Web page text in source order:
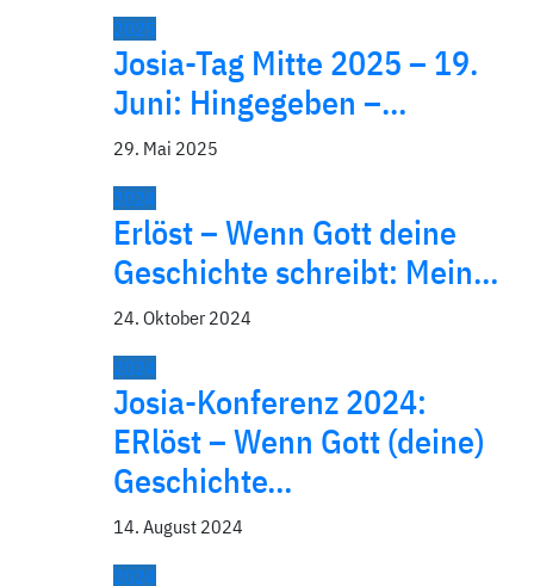
2025
Josia-Tag Mitte 2025 – 19.
Juni: Hingegeben –…
29. Mai 2025
2024
Erlöst – Wenn Gott deine
Geschichte schreibt: Mein…
24. Oktober 2024
2024
Josia-Konferenz 2024:
ERlöst – Wenn Gott (deine)
Geschichte…
14. August 2024
2024